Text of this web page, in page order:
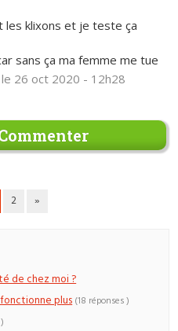
klixons et je teste ça
sans ça ma femme me tue
le 26 oct 2020 - 12h28
2 »
de chez moi ?
fonctionne plus (18 réponses )